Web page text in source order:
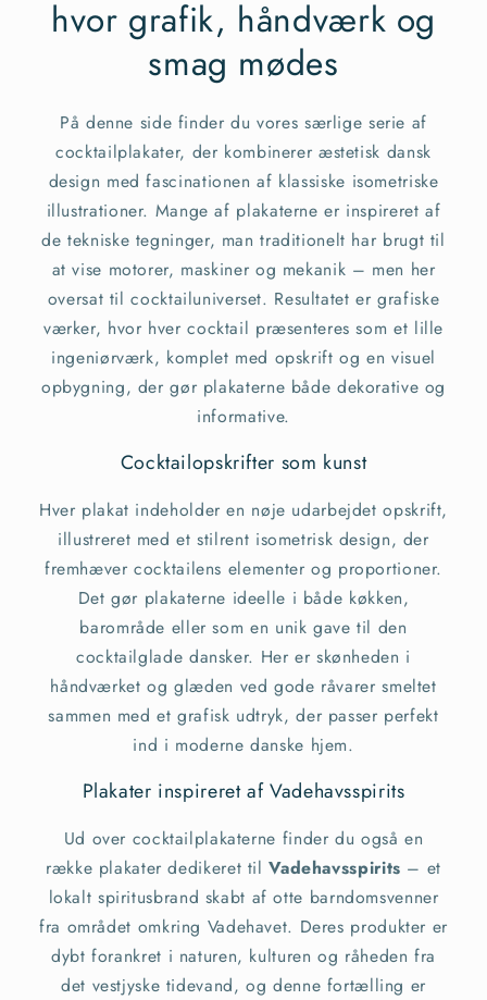
hvor grafik, håndværk og
smag mødes
På denne side finder du vores særlige serie af
cocktailplakater, der kombinerer æstetisk dansk
design med fascinationen af klassiske isometriske
illustrationer. Mange af plakaterne er inspireret af
de tekniske tegninger, man traditionelt har brugt til
at vise motorer, maskiner og mekanik – men her
oversat til cocktailuniverset. Resultatet er grafiske
værker, hvor hver cocktail præsenteres som et lille
ingeniørværk, komplet med opskrift og en visuel
opbygning, der gør plakaterne både dekorative og
informative.
Cocktailopskrifter som kunst
Hver plakat indeholder en nøje udarbejdet opskrift,
illustreret med et stilrent isometrisk design, der
fremhæver cocktailens elementer og proportioner.
Det gør plakaterne ideelle i både køkken,
barområde eller som en unik gave til den
cocktailglade dansker. Her er skønheden i
håndværket og glæden ved gode råvarer smeltet
sammen med et grafisk udtryk, der passer perfekt
ind i moderne danske hjem.
Plakater inspireret af Vadehavsspirits
Ud over cocktailplakaterne finder du også en
række plakater dedikeret tilVadehavsspirits – et
lokalt spiritusbrand skabt af otte barndomsvenner
fra området omkring Vadehavet. Deres produkter er
dybt forankret i naturen, kulturen og råheden fra
det vestjyske tidevand, og denne fortælling er